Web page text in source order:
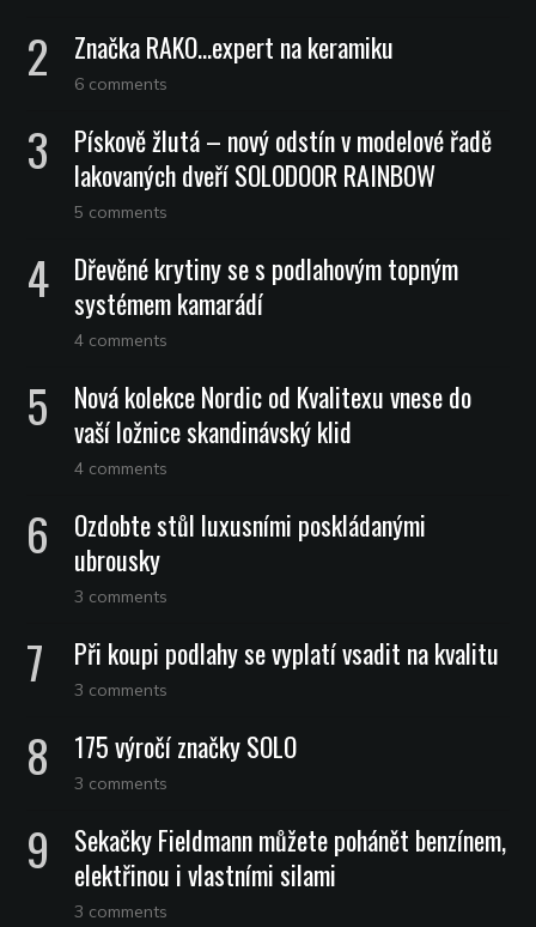
Značka RAKO…expert na keramiku
6 comments
Pískově žlutá – nový odstín v modelové řadě
lakovaných dveří SOLODOOR RAINBOW
5 comments
Dřevěné krytiny se s podlahovým topným
systémem kamarádí
4 comments
Nová kolekce Nordic od Kvalitexu vnese do
vaší ložnice skandinávský klid
4 comments
Ozdobte stůl luxusními poskládanými
ubrousky
3 comments
Při koupi podlahy se vyplatí vsadit na kvalitu
3 comments
175 výročí značky SOLO
3 comments
Sekačky Fieldmann můžete pohánět benzínem,
elektřinou i vlastními silami
3 comments